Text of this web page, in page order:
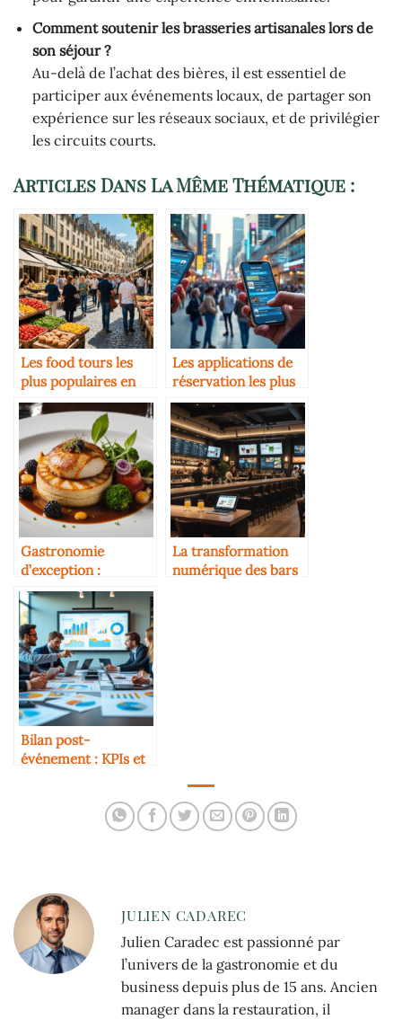
Comment soutenir les brasseries artisanales lors de
son séjour ?
Au-delà de l’achat des bières, il est essentiel de
participer aux événements locaux, de partager son
expérience sur les réseaux sociaux, et de privilégier
les circuits courts.
Articles Dans La Même Thématique :
Les food tours les
plus populaires en
Europe
Les applications de
réservation les plus
utilisées en 2025
Gastronomie
d’exception :
découvrez
l’expérience culinaire
unique d’osamoelle-
restaurant.com
La transformation
numérique des bars
Bilan post-
événement : KPIs et
JULIEN CADAREC
Julien Caradec est passionné par
l’univers de la gastronomie et du
business depuis plus de 15 ans. Ancien
manager dans la restauration, il